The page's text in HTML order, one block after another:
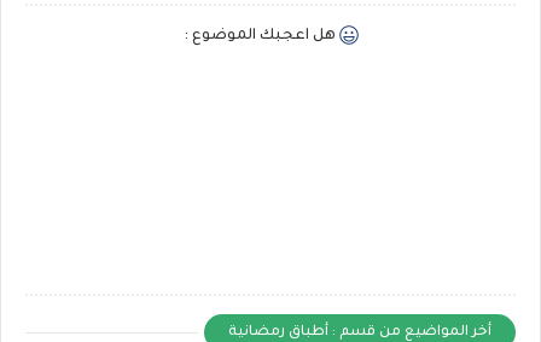
هل اعجبك الموضوع :
أخر المواضيع من قسم : أطباق رمضانية